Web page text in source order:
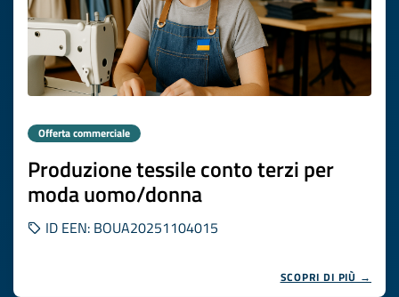
Offerta commerciale
Produzione tessile conto terzi per
moda uomo/donna
ID EEN: BOUA20251104015
SCOPRI DI PIÙ →